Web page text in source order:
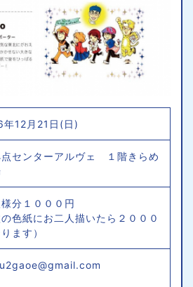
年12月21日(日)
センターアルヴェ １階きらめ
分１０００円
の色紙にお二人描いたら２０００
ます）